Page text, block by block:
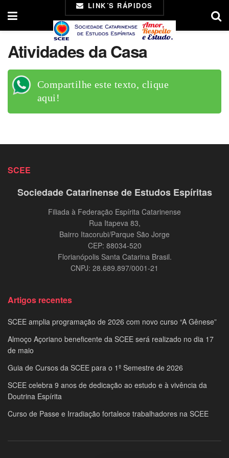
LINK´S RÁPIDOS
Atividades da Casa
Compartilhe este texto, clique
aqui!
SCEE
Sociedade Catarinense de Estudos Espíritas
Filiada à Federação Espírita Catarinense
Rua Itapeva 83,
Bairro Itacorubi/Parque São Jorge
CEP: 88034-520
Florianópolis Santa Catarina Brasil.
CNPJ: 28.689.897/0001-21
Artigos recentes
SCEE amplia programação de 2026 com novo curso “A Gênese”
Almoço Açoriano beneficente da SCEE será realizado no dia 17
de maio
Guia de Cursos da SCEE para o 1º Semestre de 2026
SCEE celebra 9 anos de dedicação ao estudo e à vivência da
Doutrina Espírita
Curso de Passe e Irradiação fortalece trabalhadores na SCEE